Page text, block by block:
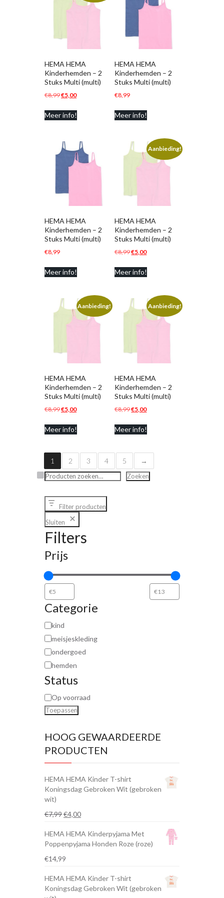
HEMA HEMA
Kinderhemden – 2
Stuks Multi (multi)
€8,99Oorspronkelijke
was:
€5,00Huidige
Meer info!
HEMA HEMA
Kinderhemden – 2
Stuks Multi (multi)
€8,99
Meer info!
HEMA HEMA
Kinderhemden – 2
Stuks Multi (multi)
€8,99
Meer info!
Aanbieding!
HEMA HEMA
Kinderhemden – 2
Stuks Multi (multi)
€8,99Oorspronkelijke
was:
€5,00Huidige
Meer info!
Aanbieding!
HEMA HEMA
Kinderhemden – 2
Stuks Multi (multi)
€8,99Oorspronkelijke
was:
€5,00Huidige
Meer info!
Aanbieding!
HEMA HEMA
Kinderhemden – 2
Stuks Multi (multi)
€8,99Oorspronkelijke
was:
€5,00Huidige
Meer info!
1 2 3 4 5
→
Zoeken
Zoeken
Filter producten
Sluiten
Filters
Prijs
Categorie
kind
meisjeskleding
ondergoed
hemden
Status
Op voorraad
Toepassen
HOOG GEWAARDEERDE
PRODUCTEN
HEMA HEMA Kinder T-shirt
Koningsdag Gebroken Wit (gebroken
wit)
€7,99Oorspronkelijke
was:
€7,99.
€4,00Huidige
is:
€4,00.
HEMA HEMA Kinderpyjama Met
Poppenpyjama Honden Roze (roze)
€14,99
HEMA HEMA Kinder T-shirt
Koningsdag Gebroken Wit (gebroken